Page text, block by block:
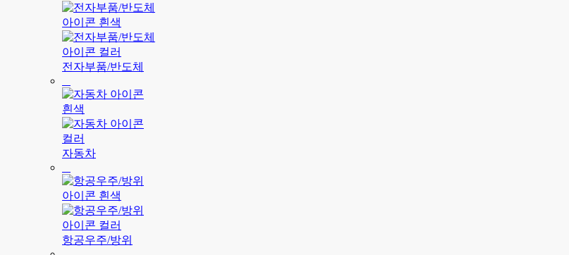
전자부품/반도체
자동차
항공우주/방위